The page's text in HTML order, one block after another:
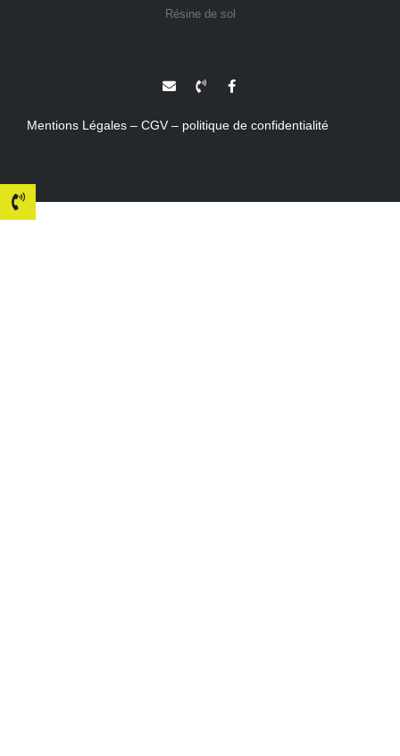
Résine de sol
Mentions Légales – CGV – politique de confidentialité